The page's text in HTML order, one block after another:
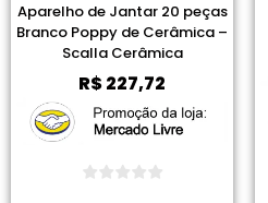
Aparelho de Jantar 20 peças
Branco Poppy de Cerâmica –
Scalla Cerâmica
R$227,72